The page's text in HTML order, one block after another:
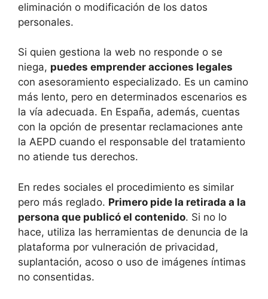
eliminación o modificación de los datos
personales.
Si quien gestiona la web no responde o se
niega, puedes emprender acciones legales
con asesoramiento especializado. Es un camino
más lento, pero en determinados escenarios es
la vía adecuada. En España, además, cuentas
con la opción de presentar reclamaciones ante
la AEPD cuando el responsable del tratamiento
no atiende tus derechos.
En redes sociales el procedimiento es similar
pero más reglado. Primero pide la retirada a la
persona que publicó el contenido. Si no lo
hace, utiliza las herramientas de denuncia de la
plataforma por vulneración de privacidad,
suplantación, acoso o uso de imágenes íntimas
no consentidas.